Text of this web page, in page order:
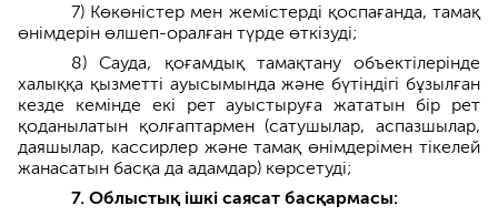
7) Көкөністер мен жемістерді қоспағанда, тамақ
өнімдерін өлшеп-оралған түрде өткізуді;
8) Сауда, қоғамдық тамақтану объектілерінде
халыққа қызметті ауысымында және бүтіндігі бұзылған
кезде кемінде екі рет ауыстыруға жататын бір рет
қоданылатын қолғаптармен (сатушылар, аспазшылар,
даяшылар, кассирлер және тамақ өнімдерімен тікелей
жанасатын басқа да адамдар) көрсетуді;
7. Облыстық ішкі саясат басқармасы: